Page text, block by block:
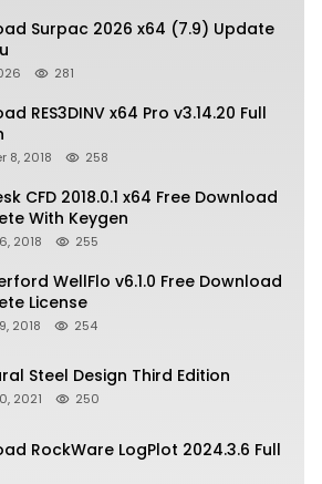
Surpac 2026 x64 (7.9) Update
281
RES3DINV x64 Pro v3.14.20 Full
8, 2018 258
CFD 2018.0.1 x64 Free Download
With Keygen
2018 255
WellFlo v6.1.0 Free Download
License
2018 254
Steel Design Third Edition
2021 250
RockWare LogPlot 2024.3.6 Full